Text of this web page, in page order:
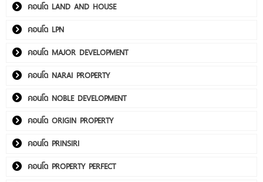
คอนโด LAND AND HOUSE
คอนโด LPN
คอนโด MAJOR DEVELOPMENT
คอนโด NARAI PROPERTY
คอนโด NOBLE DEVELOPMENT
คอนโด ORIGIN PROPERTY
คอนโด PRINSIRI
คอนโด PROPERTY PERFECT